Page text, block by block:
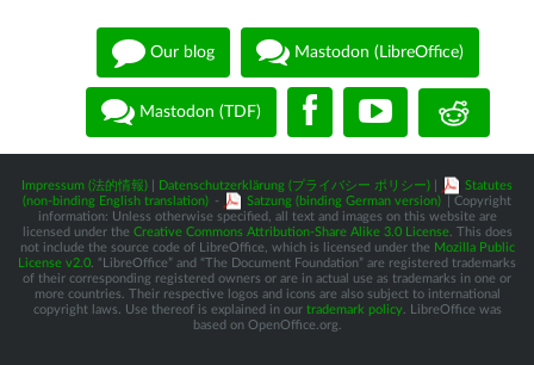
Our blog Mastodon (LibreOffice)
Mastodon (TDF)
Impressum (法的情報) Datenschutzerklärung (プライバシー ポリシー)
Statutes
(non-binding English translation) - Satzung (binding German version)
| Copyright
information: Unless otherwise specified, all text and images on this website are
licensed under the Creative Commons Attribution-Share Alike 3.0 License. This does
not include the source code of LibreOffice, which is licensed under the Mozilla Public
License v2.0 . “LibreOffice” and “The Document Foundation” are registered trademarks
of their corresponding registered owners or are in actual use as trademarks in one or
more countries. Their respective logos and icons are also subject to international
copyright laws. Use thereof is explained in our trademark policy. LibreOffice was
based on OpenOffice.org.